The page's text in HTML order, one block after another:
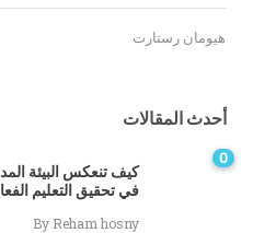
هيومان رستارت
أحدث المقالات
0
كيف تنعكس البيئة
في تحقيق التعليم
By Reham hosny